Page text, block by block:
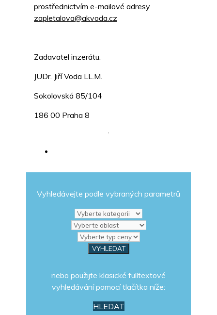
prostřednictvím e-mailové adresy
zapletalova@akvoda.cz
Zadavatel inzerátu.
JUDr. Jiří Voda LL.M.
Sokolovská 85/104
186 00 Praha 8
Vyhledávejte podle vybraných parametrů
nebo použijte klasické fulltextové
vyhledávání pomocí tlačítka níže:
HLEDAT